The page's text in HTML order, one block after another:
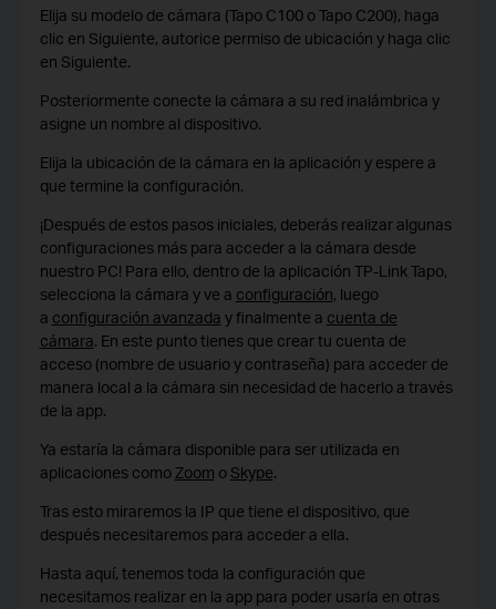
Elija su modelo de cámara (Tapo C100 o Tapo C200), haga
clic en Siguiente, autorice permiso de ubicación y haga clic
en Siguiente.
Posteriormente conecte la cámara a su red inalámbrica y
asigne un nombre al dispositivo.
Elija la ubicación de la cámara en la aplicación y espere a
que termine la configuración.
¡Después de estos pasos iniciales, deberás realizar algunas
configuraciones más para acceder a la cámara desde
nuestro PC! Para ello, dentro de la aplicación TP-Link Tapo,
selecciona la cámara y ve a configuración, luego
a configuración avanzada y finalmente a cuenta de
cámara. En este punto tienes que crear tu cuenta de
acceso (nombre de usuario y contraseña) para acceder de
manera local a la cámara sin necesidad de hacerlo a través
de la app.
Ya estaría la cámara disponible para ser utilizada en
aplicaciones como Zoom o Skype.
Tras esto miraremos la IP que tiene el dispositivo, que
después necesitaremos para acceder a ella.
Hasta aquí, tenemos toda la configuración que
necesitamos realizar en la app para poder usarla en otras